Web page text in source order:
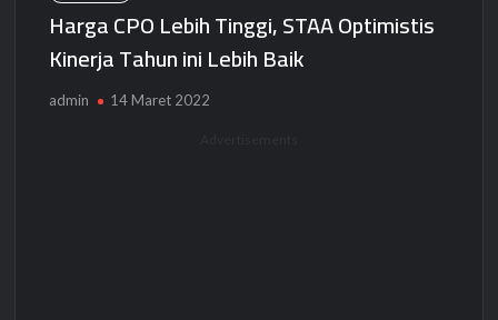
Harga CPO Lebih Tinggi, STAA Optimistis
Kinerja Tahun ini Lebih Baik
admin 14 Maret 2022